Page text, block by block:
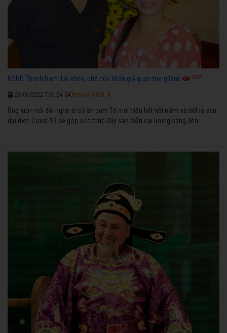
NSND Thanh Nam: Lời khen, chê của khán giả quan trọng lắm! 3607
28/06/2022 7:01:24 SA
Ông luôn nói đời nghệ sĩ có ăn cơm Tổ mới hiểu hết nỗi niềm và tiết lộ sau
đại dịch Covid-19 sẽ góp sức thúc đẩy sàn diễn cải lương sáng đèn
Xem chi tiết